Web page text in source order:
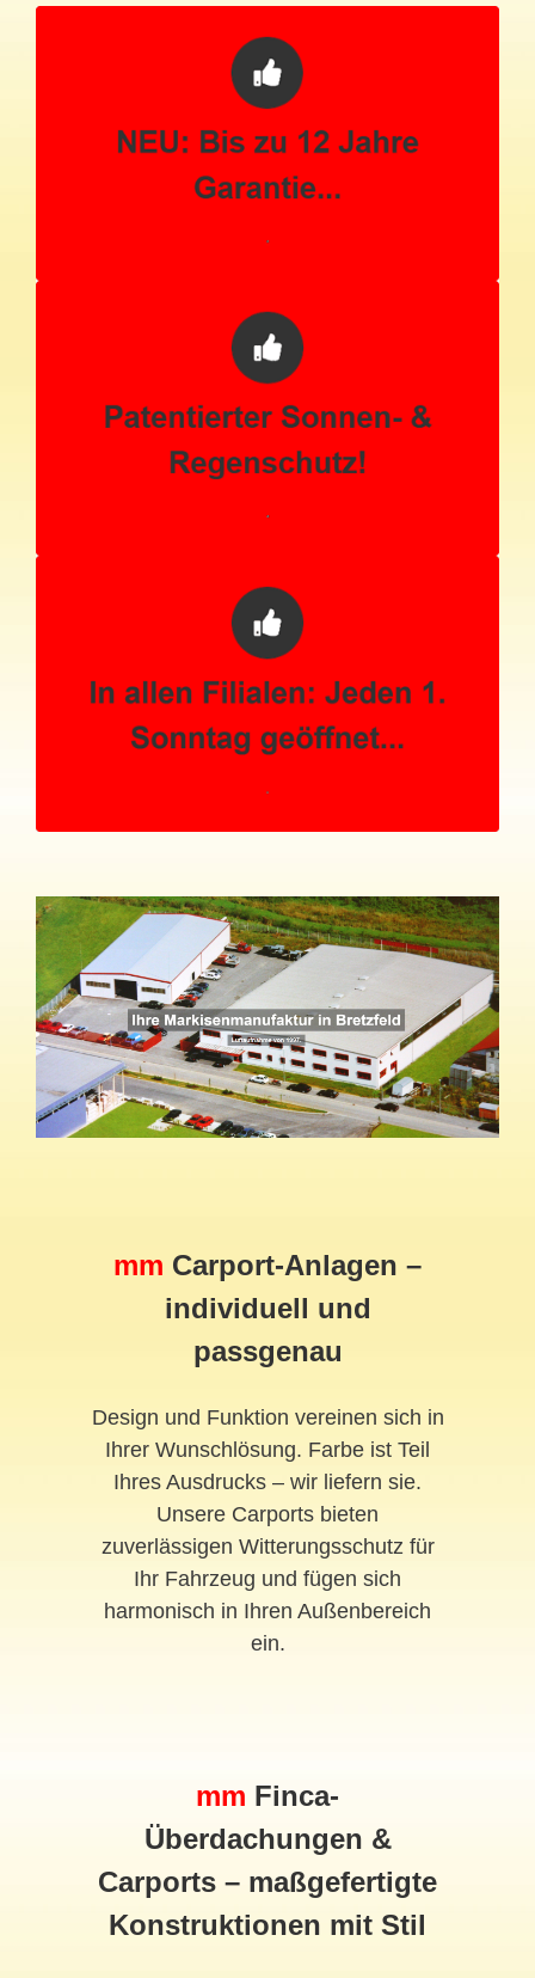
mm Carport-Anlagen –
individuell und
passgenau
Design und Funktion vereinen sich in
Ihrer Wunschlösung. Farbe ist Teil
Ihres Ausdrucks – wir liefern sie.
Unsere Carports bieten
zuverlässigen Witterungsschutz für
Ihr Fahrzeug und fügen sich
harmonisch in Ihren Außenbereich
ein.
mm Finca-
Überdachungen &
Carports – maßgefertigte
Konstruktionen mit Stil